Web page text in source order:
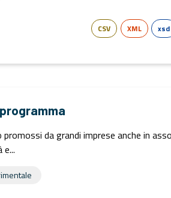
CSV XML xsd
da grandi imprese anche in